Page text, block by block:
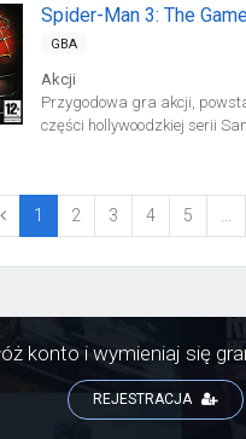
stajni Sony Pictures Animation
Spider-Man 3: The
GBA
Akcji
Przygodowa gra akcji,
części hollywoodzkiej serii
1 (current)
2 3 4 5
konto i wymieniaj się
REJESTRACJA